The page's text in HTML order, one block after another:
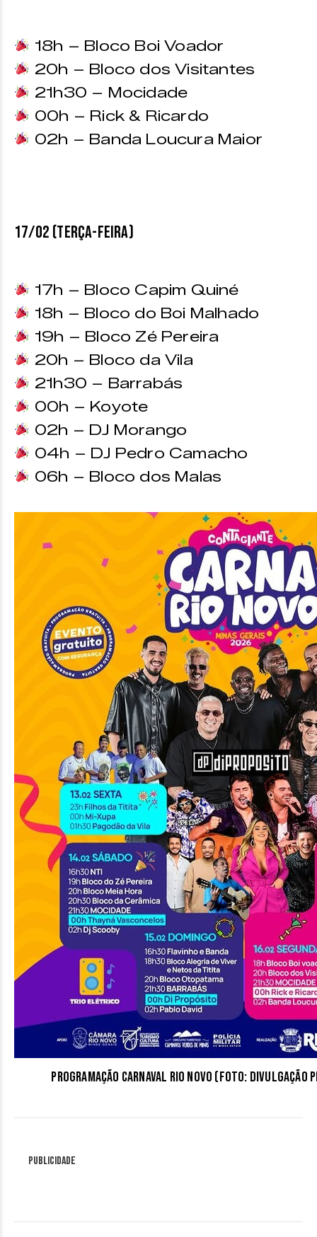
18h – Bloco Boi Voador
20h – Bloco dos Visitantes
21h30 – Mocidade
00h – Rick & Ricardo
02h – Banda Loucura Maior
17/02 (TERÇA-FEIRA)
17h – Bloco Capim Quiné
18h – Bloco do Boi Malhado
19h – Bloco Zé Pereira
20h – Bloco da Vila
21h30 – Barrabás
00h – Koyote
02h – DJ Morango
04h – DJ Pedro Camacho
06h – Bloco dos Malas
Programação Carnaval Rio Novo (Foto: divulgação
Publicidade